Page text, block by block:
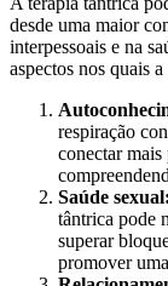
desde uma maior
interpessoais e na
aspectos nos quais
respiração
conectar
Saúde sexual:
tântrica pode
superar
promover